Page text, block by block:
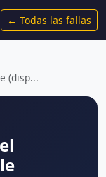
← Todas las fallas
(disp...